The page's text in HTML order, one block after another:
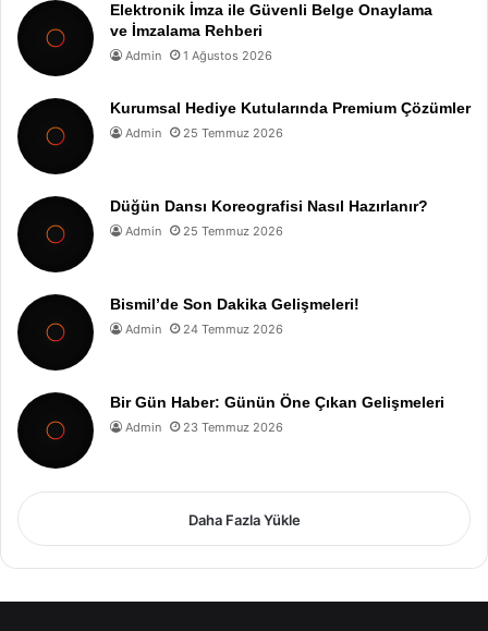
Elektronik İmza ile Güvenli Belge Onaylama
ve İmzalama Rehberi
Admin 1 Ağustos 2026
Kurumsal Hediye Kutularında Premium Çözümler
Admin 25 Temmuz 2026
Düğün Dansı Koreografisi Nasıl Hazırlanır?
Admin 25 Temmuz 2026
Bismil’de Son Dakika Gelişmeleri!
Admin 24 Temmuz 2026
Bir Gün Haber: Günün Öne Çıkan Gelişmeleri
Admin 23 Temmuz 2026
Daha Fazla Yükle